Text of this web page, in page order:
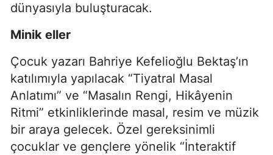
dünyasıyla buluşturacak.
Minik eller
Çocuk yazarı Bahriye Kefelioğlu Bektaş’ın
katılımıyla yapılacak “Tiyatral Masal
Anlatımı” ve “Masalın Rengi, Hikâyenin
Ritmi” etkinliklerinde masal, resim ve müzik
bir araya gelecek. Özel gereksinimli
çocuklar ve gençlere yönelik “İnteraktif